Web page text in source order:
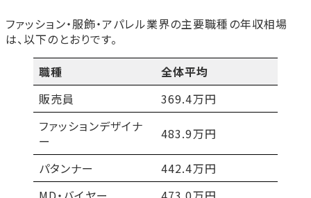
ファッション・服飾・アパレル業界の主要職種の年収相場
は、以下のとおりです。
職種
全体平均
販売員
369.4万円
ファッションデザイナ
ー
483.9万円
パタンナー
442.4万円